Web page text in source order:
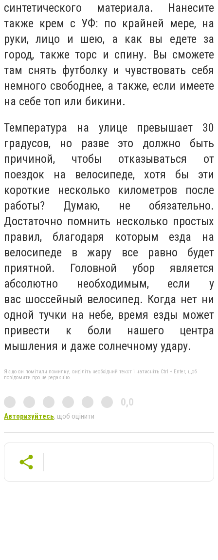
синтетического материала. Нанесите
также крем с УФ: по крайней мере, на
руки, лицо и шею, а как вы едете за
город, также торс и спину. Вы сможете
там снять футболку и чувствовать себя
немного свободнее, а также, если имеете
на себе топ или бикини.
Температура на улице превышает 30
градусов, но разве это должно быть
причиной, чтобы отказываться от
поездок на велосипеде, хотя бы эти
короткие несколько километров после
работы? Думаю, не обязательно.
Достаточно помнить несколько простых
правил, благодаря которым езда на
велосипеде в жару все равно будет
приятной. Головной убор является
абсолютно необходимым, если у
вас шоссейный велосипед. Когда нет ни
одной тучки на небе, время езды может
привести к боли нашего центра
мышления и даже солнечному удару.
Якщо ви помітили помилку, виділіть необхідний текст і натисніть Ctrl + Enter, щоб
повідомити про це редакцію
0,0
Авторизуйтесь, щоб оцінити